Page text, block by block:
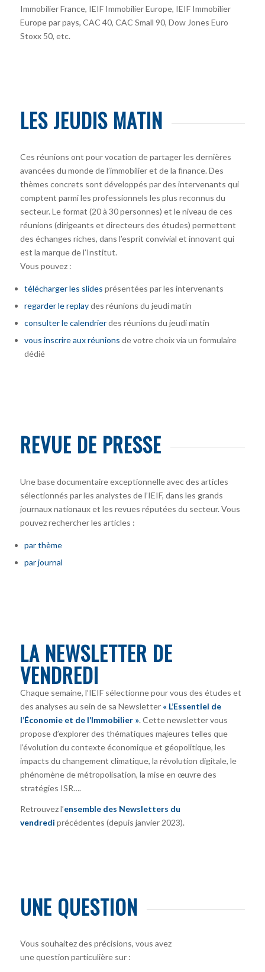
Immobilier France, IEIF Immobilier Europe, IEIF Immobilier
Europe par pays, CAC 40, CAC Small 90, Dow Jones Euro
Stoxx 50, etc.
LES JEUDIS MATIN
Ces réunions ont pour vocation de partager les dernières
avancées du monde de l’immobilier et de la finance. Des
thèmes concrets sont développés par des intervenants qui
comptent parmi les professionnels les plus reconnus du
secteur. Le format (20 à 30 personnes) et le niveau de ces
réunions (dirigeants et directeurs des études) permettent
des échanges riches, dans l’esprit convivial et innovant qui
est la marque de l’Institut.
Vous pouvez :
télécharger les slides présentées par les intervenants
regarder le replaydes réunions du jeudi matin
consulter le calendrierdes réunions du jeudi matin
vous inscrire aux réunions de votre choix via un formulaire
dédié
REVUE DE PRESSE
Une base documentaire exceptionnelle avec des articles
sélectionnés par les analystes de l’IEIF, dans les grands
journaux nationaux et les revues réputées du secteur. Vous
pouvez rechercher les articles :
par thème
par journal
LA NEWSLETTER DE
VENDREDI
Chaque semaine, l’IEIF sélectionne pour vous des études et
des analyses au sein de sa Newsletter « L’Essentiel de
l’Économie et de l’Immobilier ». Cette newsletter vous
propose d’explorer des thématiques majeures telles que
l’évolution du contexte économique et géopolitique, les
impacts du changement climatique, la révolution digitale, le
phénomène de métropolisation, la mise en œuvre des
stratégies ISR….
Retrouvez l’ensemble des Newsletters du
vendredi précédentes (depuis janvier 2023).
UNE QUESTION
Vous souhaitez des précisions, vous avez
une question particulière sur :